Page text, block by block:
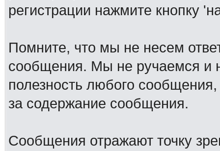
регистрации нажмите кнопку
Помните, что мы не несем
сообщения. Мы не ручаемся и
полезность любого
за содержание сообщения.
Сообщения отражают точку